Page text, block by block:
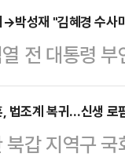
수상해 등 혐
대)에 대한 구
거 인멸 및 도
대전의 이시다
과 마사는 척
구팬들은 "동
주장까지 펼쳤
수들이 어느
→박성재 "김혜경 수사
전 대통령
메시지가 법정
떠오르고 있다
용죄가 직접
법조계 복귀…신생 로
북갑 지역구